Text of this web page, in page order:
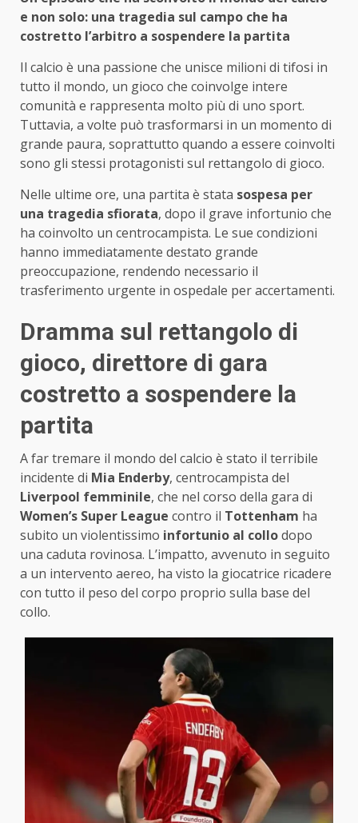
e non solo: una tragedia sul campo che ha
costretto l’arbitro a sospendere la partita
Il calcio è una passione che unisce milioni di tifosi in
tutto il mondo, un gioco che coinvolge intere
comunità e rappresenta molto più di uno sport.
Tuttavia, a volte può trasformarsi in un momento di
grande paura, soprattutto quando a essere coinvolti
sono gli stessi protagonisti sul rettangolo di gioco.
Nelle ultime ore, una partita è stata sospesa per
una tragedia sfiorata, dopo il grave infortunio che
ha coinvolto un centrocampista. Le sue condizioni
hanno immediatamente destato grande
preoccupazione, rendendo necessario il
trasferimento urgente in ospedale per accertamenti.
Dramma sul rettangolo di
gioco, direttore di gara
costretto a sospendere la
partita
A far tremare il mondo del calcio è stato il terribile
incidente di Mia Enderby, centrocampista del
Liverpool femminile, che nel corso della gara di
Women’s Super League contro il Tottenham ha
subito un violentissimo infortunio al collodopo
una caduta rovinosa. L’impatto, avvenuto in seguito
a un intervento aereo, ha visto la giocatrice ricadere
con tutto il peso del corpo proprio sulla base del
collo.